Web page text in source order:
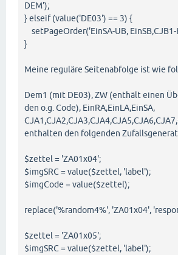
DEM');
} elseif (value('DE03') == 3) {
setPageOrder('EinSA-UB, EinSB,CJB1-
}
Meine reguläre Seitenabfolge ist wie
Dem1 (mit DE03), ZW (enthält einen
den o.g. Code), EinRA,EinLA,EinSA,
enthalten den folgenden
$zettel = 'ZA01x04';
$imgSRC = value($zettel, 'label');
$imgCode = value($zettel);
replace('%random4%', 'ZA01x04',
$zettel = 'ZA01x05';
$imgSRC = value($zettel, 'label');